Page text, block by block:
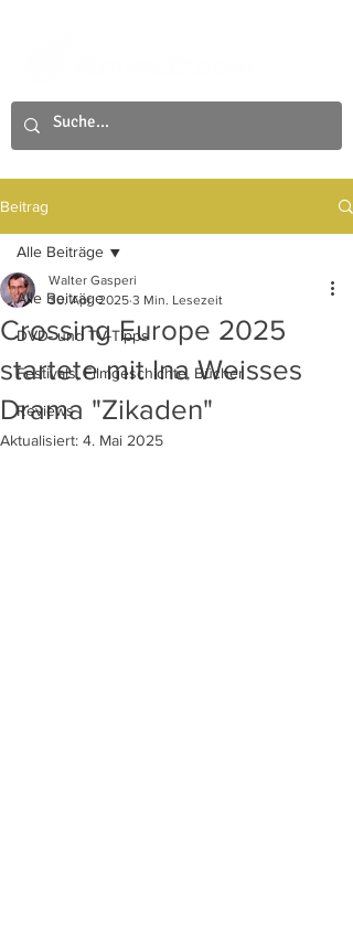
Beitrag
Alle Beiträge
DVD- und TV-Tipps
Festivals, Filmgeschichte, Bücher
Reviews
Alle Beiträge
Crossing Europe 2025
startete mit Ina Weisses
Drama "Zikaden"
Walter Gasperi
30. Apr. 2025 3 Min. Lesezeit
Aktualisiert: 4. Mai 2025